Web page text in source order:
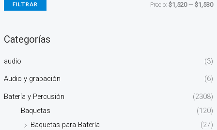
FILTRAR Precio:$1,520—$1,530
Categorías
audio (3)
Audio y grabación (6)
Batería y Percusión
(2308)
Baquetas
(120)
Baquetas para Batería
(27)